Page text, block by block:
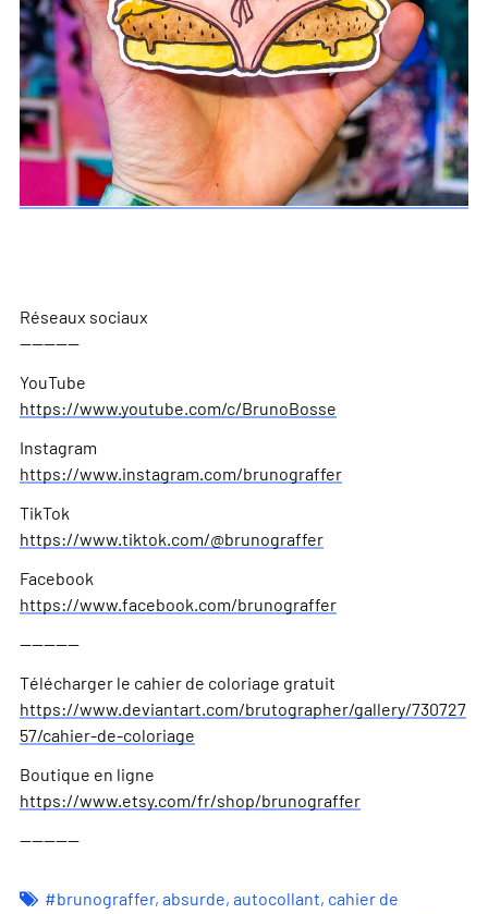
Réseaux sociaux
—————
YouTube
https://www.youtube.com/c/BrunoBosse
Instagram
https://www.instagram.com/brunograffer
TikTok
https://www.tiktok.com/@brunograffer
Facebook
https://www.facebook.com/brunograffer
—————
Télécharger le cahier de coloriage gratuit
https://www.deviantart.com/brutographer/gallery/730727
57/cahier-de-coloriage
Boutique en ligne
https://www.etsy.com/fr/shop/brunograffer
—————
#brunograffer,absurde,autocollant, cahier de